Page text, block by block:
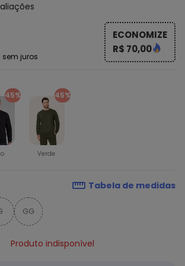
sem juros
ECONOMIZE
R$ 70,00
45% 45%
Verde
Tabela de medidas
GG
Produto indisponível